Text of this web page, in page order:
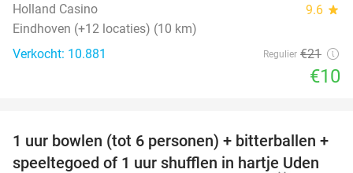
Holland Casino 9.6 star
Eindhoven (+12 locaties) (10 km)
Verkocht: 10.881
Regulier €21
€10
55%
1 uur bowlen (tot 6 personen) + bitterballen +
speeltegoed of 1 uur shufflen in hartje Uden